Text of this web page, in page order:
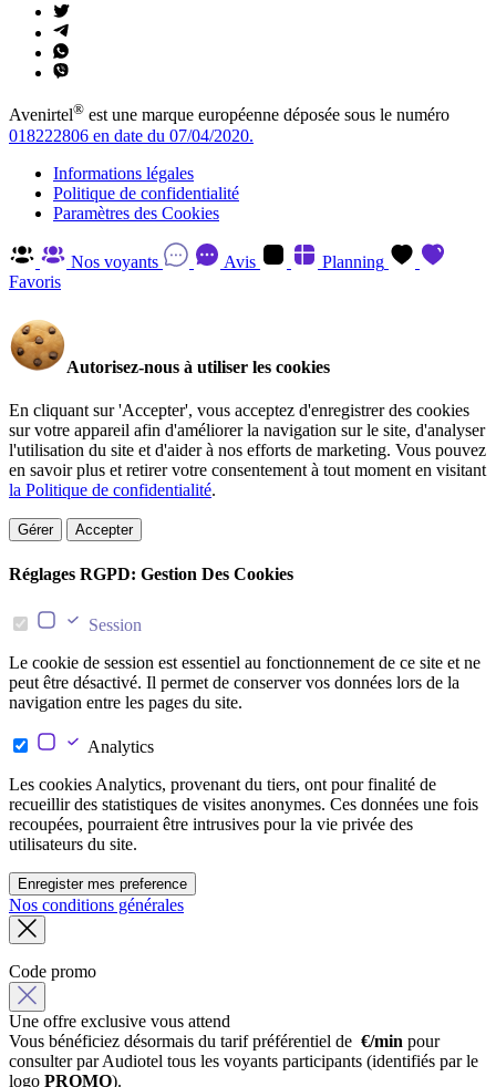
Avenirtel® est une marque européenne déposée sous le numéro
018222806 en date du 07/04/2020.
Informations légales
Politique de confidentialité
Paramètres des Cookies
Nos voyants Avis
Planning
Favoris
Autorisez-nous à utiliser les cookies
En cliquant sur 'Accepter', vous acceptez d'enregistrer des cookies
sur votre appareil afin d'améliorer la navigation sur le site, d'analyser
l'utilisation du site et d'aider à nos efforts de marketing. Vous pouvez
en savoir plus et retirer votre consentement à tout moment en visitant
la Politique de confidentialité.
Gérer Accepter
Réglages RGPD: Gestion Des Cookies
Session
Le cookie de session est essentiel au fonctionnement de ce site et ne
peut être désactivé. Il permet de conserver vos données lors de la
navigation entre les pages du site.
Analytics
Les cookies Analytics, provenant du tiers, ont pour finalité de
recueillir des statistiques de visites anonymes. Ces données une fois
recoupées, pourraient être intrusives pour la vie privée des
utilisateurs du site.
Enregister mes preference
Nos conditions générales
Code promo
Une offre exclusive vous attend
Vous bénéficiez désormais du tarif préférentiel de €/min pour
consulter par Audiotel tous les voyants participants (identifiés par le
logo PROMO).